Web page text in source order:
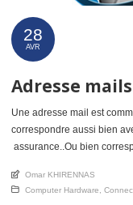
28
AVR
Adresse
Une adresse mail est
correspondre aussi bien
assurance..Ou bien
adresse mails
Free, Bouygues, Sur… Il
An article by
Omar KHIRENNAS
Posted in
Computer Hardware